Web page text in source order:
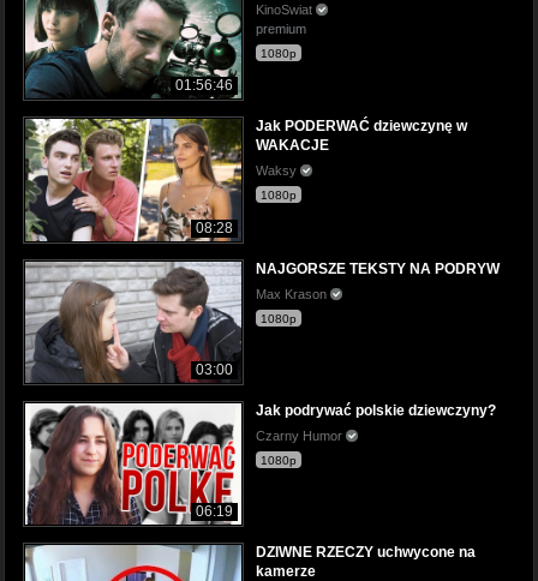
01:56:46
KinoSwiat
premium
1080p
08:28
Jak PODERWAĆ dziewczynę w
WAKACJE
Waksy
1080p
03:00
NAJGORSZE TEKSTY NA PODRYW
Max Krason
1080p
06:19
Jak podrywać polskie dziewczyny?
Czarny Humor
1080p
DZIWNE RZECZY uchwycone na
kamerze